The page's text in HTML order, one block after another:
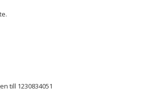
till 1230834051